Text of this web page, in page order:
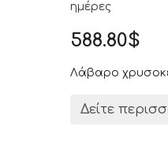
ημέρες
588.80$
Λάβαρο
Δείτε